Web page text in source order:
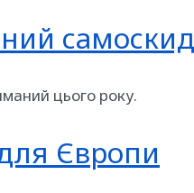
цього року.
Європи